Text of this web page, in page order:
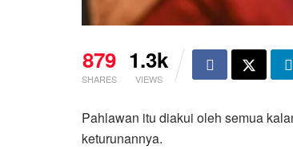
879
SHARES
1.3k
VIEWS
Pahlawan itu diakui oleh semua
keturunannya.